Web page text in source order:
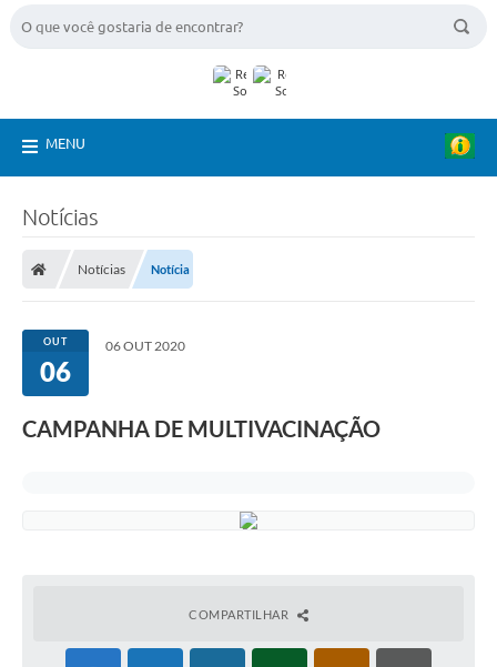
MENU
Notícias
Notícias Notícia
OUT
06
06 OUT 2020
CAMPANHA DE MULTIVACINAÇÃO
COMPARTILHAR